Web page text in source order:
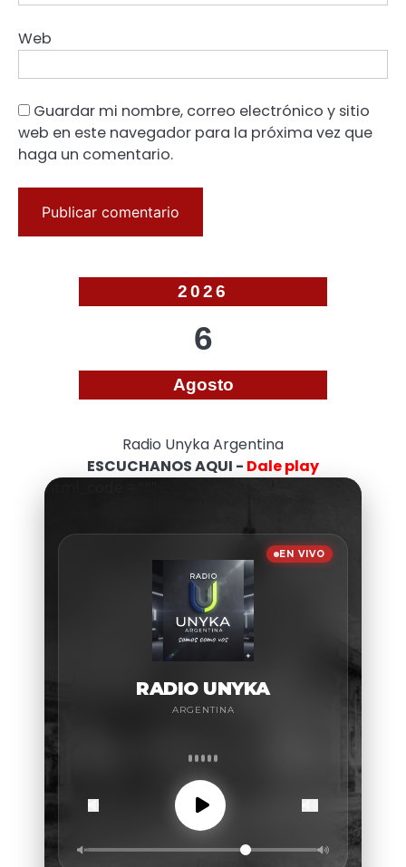
Web
Guardar mi nombre, correo electrónico y sitio
web en este navegador para la próxima vez que
haga un comentario.
2026
6
Agosto
Radio Unyka Argentina
ESCUCHANOS AQUI - Dale play